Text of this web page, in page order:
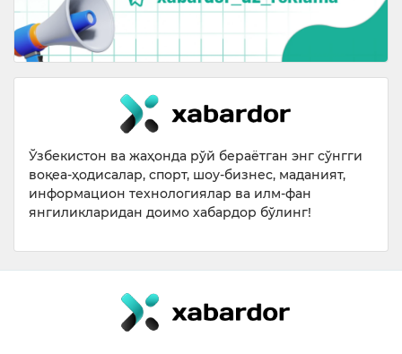
Ўзбекистон ва жаҳонда рўй бераётган энг сўнгги
воқеа-ҳодисалар, спорт, шоу-бизнес, маданият,
информацион технологиялар ва илм-фан
янгиликларидан доимо хабардор бўлинг!